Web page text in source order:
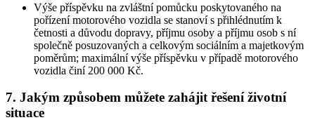
Výše příspěvku na zvláštní pomůcku poskytovaného na
pořízení motorového vozidla se stanoví s přihlédnutím k
četnosti a důvodu dopravy, příjmu osoby a příjmu osob s ní
společně posuzovaných a celkovým sociálním a majetkovým
poměrům; maximální výše příspěvku v případě motorového
vozidla činí 200 000 Kč.
7. Jakým způsobem můžete zahájit řešení životní
situace